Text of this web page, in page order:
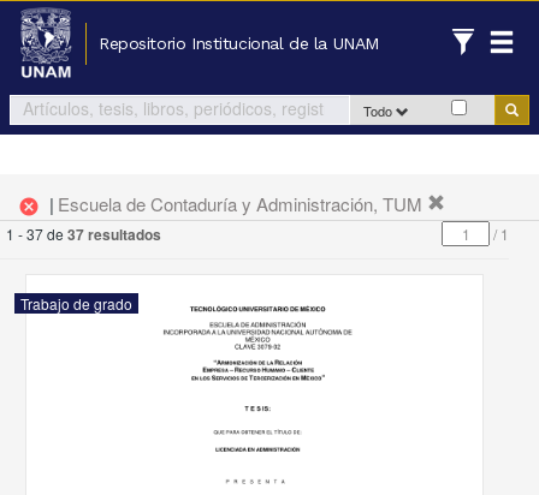
Repositorio Institucional de la UNAM
Todo
cancel | Escuela de Contaduría y Administración, TUM
1 - 37 de 37 resultados /1
Trabajo de grado